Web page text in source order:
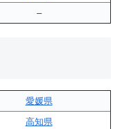
–
愛媛県
高知県